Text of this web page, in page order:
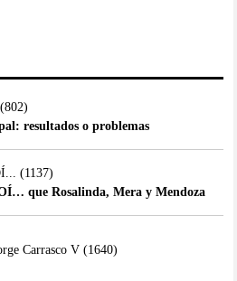
(802)
resultados o problemas
(1137)
que Rosalinda, Mera y Mendoza
Carrasco V(1640)